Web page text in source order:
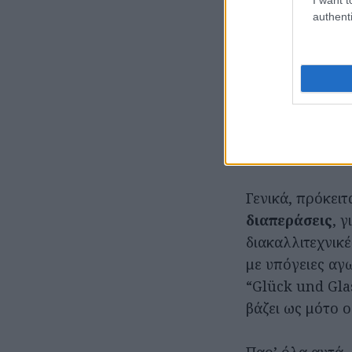
ii. η
πόλεις και
iv. η τέχνη
άνθρωπο
v. οι
Γενικά,
διαπεράσεις,
με υπόγειες
“Glück und
βάζει ως μότο